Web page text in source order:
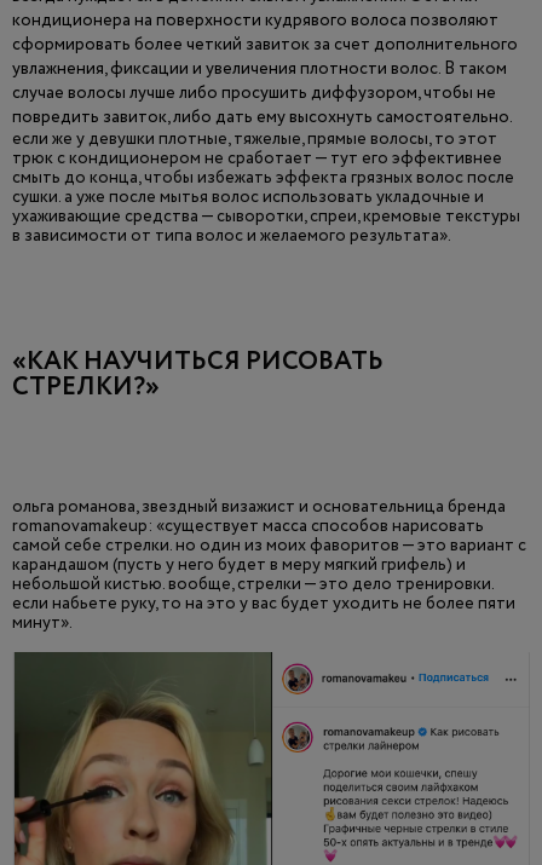
кондиционера на поверхности кудрявого волоса позволяют
сформировать более четкий завиток за счет дополнительного
увлажнения, фиксации и увеличения плотности волос. В таком
случае волосы лучше либо просушить диффузором, чтобы не
повредить завиток, либо дать ему высохнуть самостоятельно.
если же у девушки плотные, тяжелые, прямые волосы, то этот
трюк с кондиционером не сработает — тут его эффективнее
смыть до конца, чтобы избежать эффекта грязных волос после
сушки. а уже после мытья волос использовать укладочные и
ухаживающие средства — сыворотки, спреи, кремовые текстуры
в зависимости от типа волос и желаемого результата».
«КАК НАУЧИТЬСЯ РИСОВАТЬ
СТРЕЛКИ?»
ольга романова, звездный визажист и основательница бренда
romanovamakeup: «существует масса способов нарисовать
самой себе стрелки. но один из моих фаворитов — это вариант с
карандашом (пусть у него будет в меру мягкий грифель) и
небольшой кистью. вообще, стрелки — это дело тренировки.
если набьете руку, то на это у вас будет уходить не более пяти
минут».